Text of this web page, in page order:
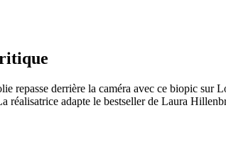
repasse derrière la caméra avec ce biopic
réalisatrice adapte le bestseller de Laura